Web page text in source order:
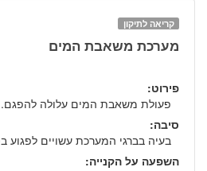
קריאה לתיקון
מערכת משאבת המים
פירוט:
פעולת משאבת המים עלולה להפגם.
סיבה:
בעיה בברגי המערכת עשויים לפגוע
השפעה על הקנייה: